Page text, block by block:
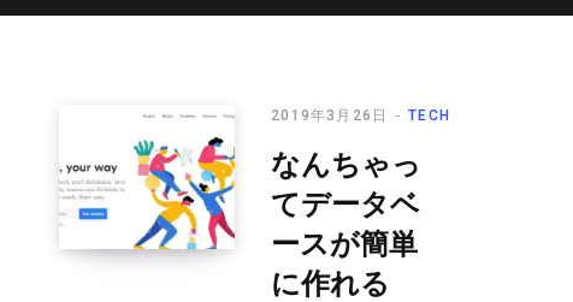
TECH
2019年3月26日
なんちゃっ
てデータベ
ースが簡単
に作れる